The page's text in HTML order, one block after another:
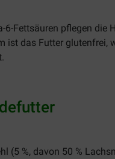
Fettsäuren pflegen die
ist das Futter glutenfrei,
(5 %, davon 50 %